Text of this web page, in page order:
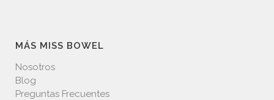
MÁS MISS BOWEL
Nosotros
Blog
Preguntas Frecuentes